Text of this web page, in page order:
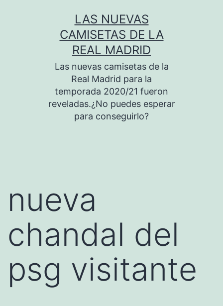
LAS NUEVAS
CAMISETAS DE LA
REAL MADRID
Las nuevas camisetas de la
Real Madrid para la
temporada 2020/21 fueron
reveladas.¿No puedes esperar
para conseguirlo?
nueva
chandal del
psg visitante